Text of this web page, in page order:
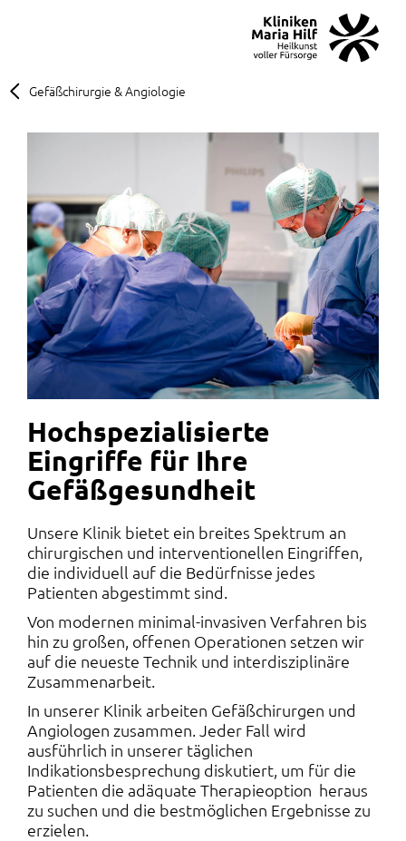
Gefäßchirurgie & Angiologie
Hochspezialisierte
Eingriffe für Ihre
Gefäßgesundheit
Unsere Klinik bietet ein breites Spektrum an
chirurgischen und interventionellen Eingriffen,
die individuell auf die Bedürfnisse jedes
Patienten abgestimmt sind.
Von modernen minimal-invasiven Verfahren bis
hin zu großen, offenen Operationen setzen wir
auf die neueste Technik und interdisziplinäre
Zusammenarbeit.
In unserer Klinik arbeiten Gefäßchirurgen und
Angiologen zusammen. Jeder Fall wird
ausführlich in unserer täglichen
Indikationsbesprechung diskutiert, um für die
Patienten die adäquate Therapieoption heraus
zu suchen und die bestmöglichen Ergebnisse zu
erzielen.